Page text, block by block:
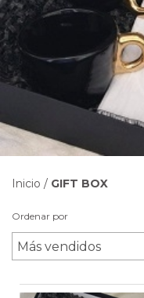
Inicio / GIFT BOX
Ordenar por